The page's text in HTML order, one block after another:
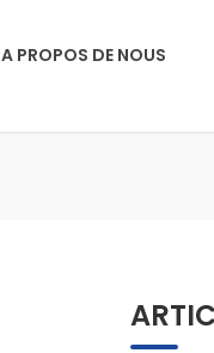
A PROPOS DE NOUS